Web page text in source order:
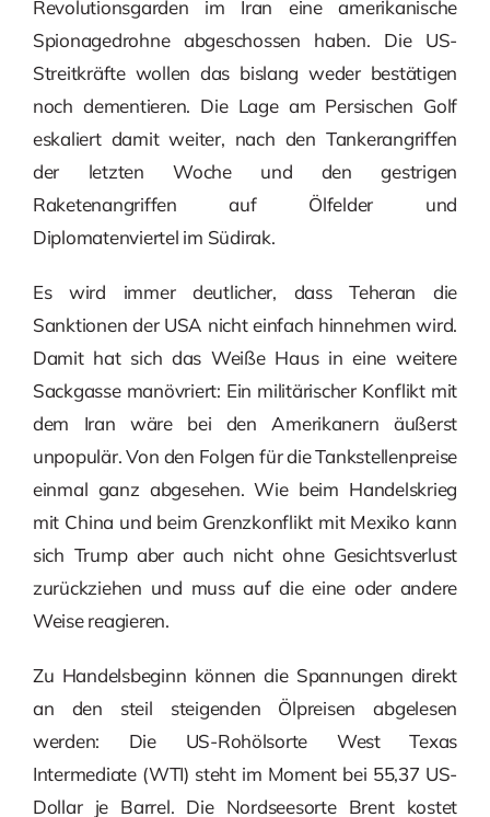
Revolutionsgarden im Iran eine amerikanische
Spionagedrohne abgeschossen haben. Die US-
Streitkräfte wollen das bislang weder bestätigen
noch dementieren. Die Lage am Persischen Golf
eskaliert damit weiter, nach den Tankerangriffen
der letzten Woche und den gestrigen
Raketenangriffen auf Ölfelder und
Diplomatenviertel im Südirak.
Es wird immer deutlicher, dass Teheran die
Sanktionen der USA nicht einfach hinnehmen wird.
Damit hat sich das Weiße Haus in eine weitere
Sackgasse manövriert: Ein militärischer Konflikt mit
dem Iran wäre bei den Amerikanern äußerst
unpopulär. Von den Folgen für die Tankstellenpreise
einmal ganz abgesehen. Wie beim Handelskrieg
mit China und beim Grenzkonflikt mit Mexiko kann
sich Trump aber auch nicht ohne Gesichtsverlust
zurückziehen und muss auf die eine oder andere
Weise reagieren.
Zu Handelsbeginn können die Spannungen direkt
an den steil steigenden Ölpreisen abgelesen
werden: Die US-Rohölsorte West Texas
Intermediate (WTI) steht im Moment bei 55,37 US-
Dollar je Barrel. Die Nordseesorte Brent kostet